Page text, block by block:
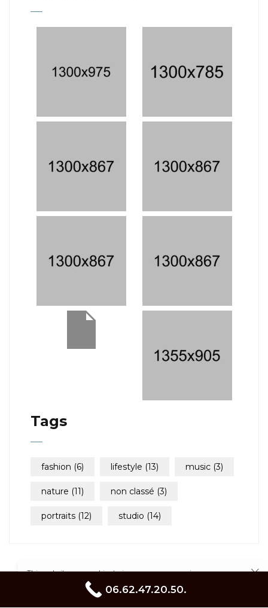
Tags
fashion (6) lifestyle (13) music (3)
nature (11) non classé (3)
portraits (12) studio (14)
facebook
This website uses cookies to improve your experience.
06.62.47.20.50.